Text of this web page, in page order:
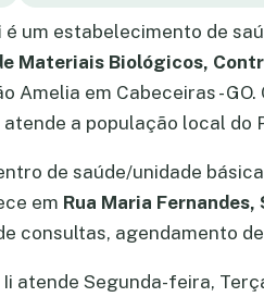
é um estabelecimento de
Materiais Biológicos,
Amelia em Cabeceiras -
a população local do
de saúde/unidade básica
em Rua Maria Fernandes,
consultas, agendamento
Ii atende Segunda-feira,